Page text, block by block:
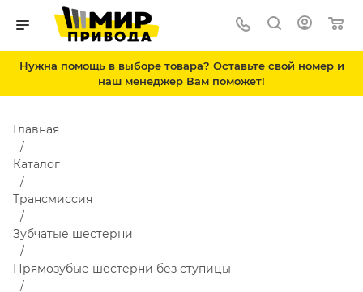
Нужна помощь в выборе товара? Оставьте свой номер и
наш менеджер Вам поможет!
Главная
Каталог
Трансмиссия
Зубчатые шестерни
Прямозубые шестерни без ступицы